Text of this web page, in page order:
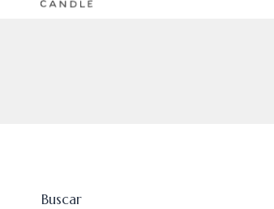
Buscar